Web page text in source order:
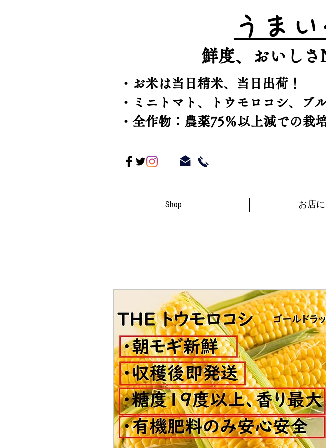
うま
鮮度、おいしさ
・お米は当日精米、当日出荷！
・ミニトマト、トウモロコシ、ブ
・全作物：農薬75％以上減での栽
Shop お店